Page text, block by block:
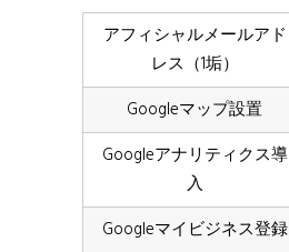
アフィシャルメールアド
レス（1垢）
Googleマップ設置
Googleアナリティクス導
入
Googleマイビジネス登録